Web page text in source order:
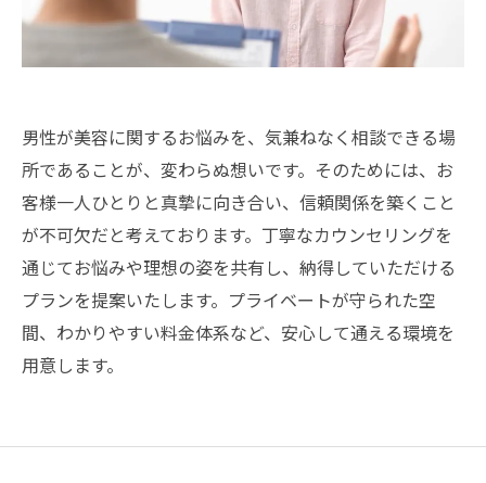
男性が美容に関するお悩みを、気兼ねなく相談できる場
所であることが、変わらぬ想いです。そのためには、お
客様一人ひとりと真摯に向き合い、信頼関係を築くこと
が不可欠だと考えております。丁寧なカウンセリングを
通じてお悩みや理想の姿を共有し、納得していただける
プランを提案いたします。プライベートが守られた空
間、わかりやすい料金体系など、安心して通える環境を
用意します。